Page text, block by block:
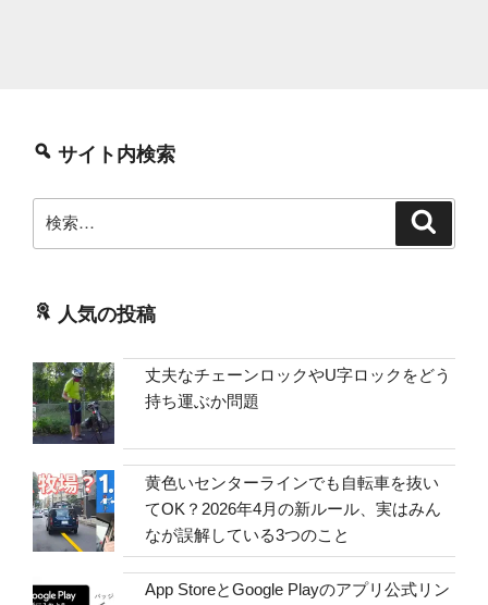
サイト内検索
索:
人気の投稿
丈夫なチェーンロックやU字ロックをどう
持ち運ぶか問題
黄色いセンターラインでも自転車を抜い
てOK？2026年4月の新ルール、実はみん
なが誤解している3つのこと
App StoreとGoogle Playのアプリ公式リン